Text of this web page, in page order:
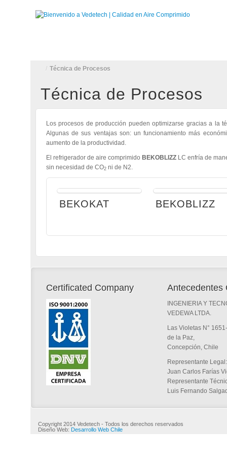
/ Técnica de Procesos
Técnica de Procesos
Los procesos de producción pueden optimizarse gracias a la
Algunas de sus ventajas son: un funcionamiento más
aumento de la productividad.
El refrigerador de aire comprimido BEKOBLIZZ LC enfría de
sin necesidad de CO2 ni de N2.
BEKOKAT BEKOBLIZZ
Certificated Company Antecedentes
INGENIERIA Y
VEDEWA LTDA.
Las Violetas N°
de la Paz,
Concepción, Chile
Representante Legal:
Juan Carlos Farías
Representante
Luis Fernando
Copyright 2014 Vedetech - Todos los derechos reservados
Diseño Web: Desarrollo Web Chile